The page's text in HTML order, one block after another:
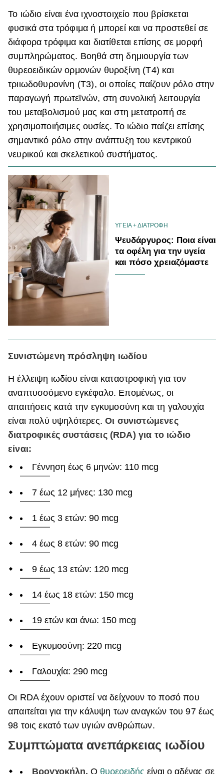
Hautes Grecians
Γάμος
Market News
Το ιώδιο είναι ένα ιχνοστοιχείο που βρίσκεται
φυσικά στα τρόφιμα ή μπορεί και να προστεθεί σε
διάφορα τρόφιμα και διατίθεται επίσης σε μορφή
συμπληρώματος. Βοηθά στη δημιουργία των
θυρεοειδικών ορμονών θυροξίνη (Τ4) και
τριιωδοθυρονίνη (Τ3), οι οποίες παίζουν ρόλο στην
παραγωγή πρωτεϊνών, στη συνολική λειτουργία
του μεταβολισμού μας και στη μετατροπή σε
χρησιμοποιήσιμες ουσίες. Το ιώδιο παίζει επίσης
σημαντικό ρόλο στην ανάπτυξη του κεντρικού
νευρικού και σκελετικού συστήματος.
ΥΓΕΙΑ + ΔΙΑΤΡΟΦΗ
Ψευδάργυρος: Ποια είναι
τα οφέλη για την υγεία
και πόσο χρειαζόμαστε
Συνιστώμενη πρόσληψη ιωδίου
Η έλλειψη ιωδίου είναι καταστροφική για τον
αναπτυσσόμενο εγκέφαλο. Επομένως, οι
απαιτήσεις κατά την εγκυμοσύνη και τη γαλουχία
είναι πολύ υψηλότερες.Οι συνιστώμενες
διατροφικές συστάσεις (RDA) για το ιώδιο
είναι:
Γέννηση έως 6 μηνών: 110 mcg
7 έως 12 μήνες: 130 mcg
1 έως 3 ετών: 90 mcg
4 έως 8 ετών: 90 mcg
9 έως 13 ετών: 120 mcg
14 έως 18 ετών: 150 mcg
19 ετών και άνω: 150 mcg
Εγκυμοσύνη: 220 mcg
Γαλουχία: 290 mcg
Οι RDA έχουν οριστεί να δείχνουν το ποσό που
απαιτείται για την κάλυψη των αναγκών του 97 έως
98 τοις εκατό των υγιών ανθρώπων.
Συμπτώματα ανεπάρκειας ιωδίου
Βρογχοκήλη. Ο θυρεοειδής είναι ο αδένας σε